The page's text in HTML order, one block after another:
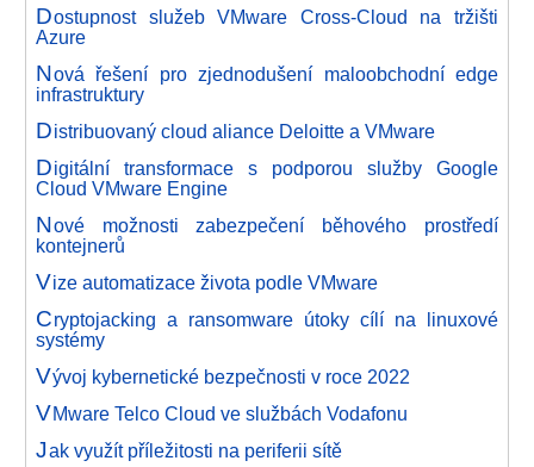
Dostupnost služeb VMware Cross-Cloud na tržišti
Azure
Nová řešení pro zjednodušení maloobchodní edge
infrastruktury
Distribuovaný cloud aliance Deloitte a VMware
Digitální transformace s podporou služby Google
Cloud VMware Engine
Nové možnosti zabezpečení běhového prostředí
kontejnerů
Vize automatizace života podle VMware
Cryptojacking a ransomware útoky cílí na linuxové
systémy
Vývoj kybernetické bezpečnosti v roce 2022
VMware Telco Cloud ve službách Vodafonu
Jak využít příležitosti na periferii sítě